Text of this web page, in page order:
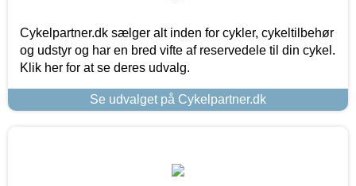
Cykelpartner.dk sælger alt inden for cykler, cykeltilbehør
og udstyr og har en bred vifte af reservedele til din cykel.
Klik her for at se deres udvalg.
Se udvalget på Cykelpartner.dk